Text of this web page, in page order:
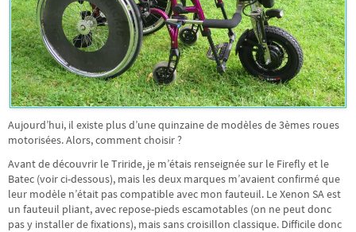
Aujourd’hui, il existe plus d’une quinzaine de modèles de 3èmes roues
motorisées. Alors, comment choisir ?
Avant de découvrir le Triride, je m’étais renseignée sur le Firefly et le
Batec (voir ci-dessous), mais les deux marques m’avaient confirmé que
leur modèle n’était pas compatible avec mon fauteuil. Le Xenon SA est
un fauteuil pliant, avec repose-pieds escamotables (on ne peut donc
pas y installer de fixations), mais sans croisillon classique. Difficile donc